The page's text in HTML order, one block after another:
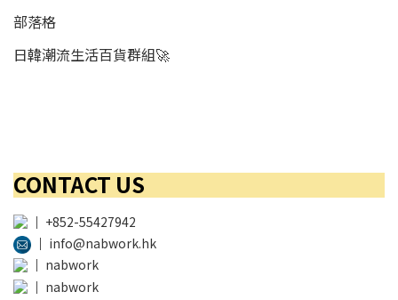
部落格
日韓潮流生活百貨群組🚀
CONTACT US
│ +852-55427942
│ info@nabwork.hk
│ nabwork
│ nabwork